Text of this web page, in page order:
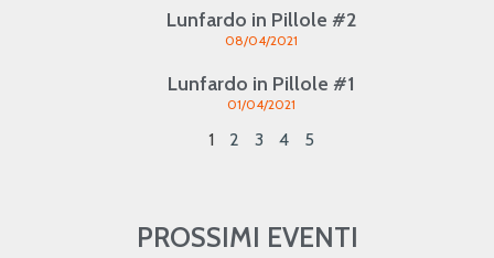
Lunfardo in Pillole #2
08/04/2021
Lunfardo in Pillole #1
01/04/2021
1 2 3 4 5
PROSSIMI EVENTI